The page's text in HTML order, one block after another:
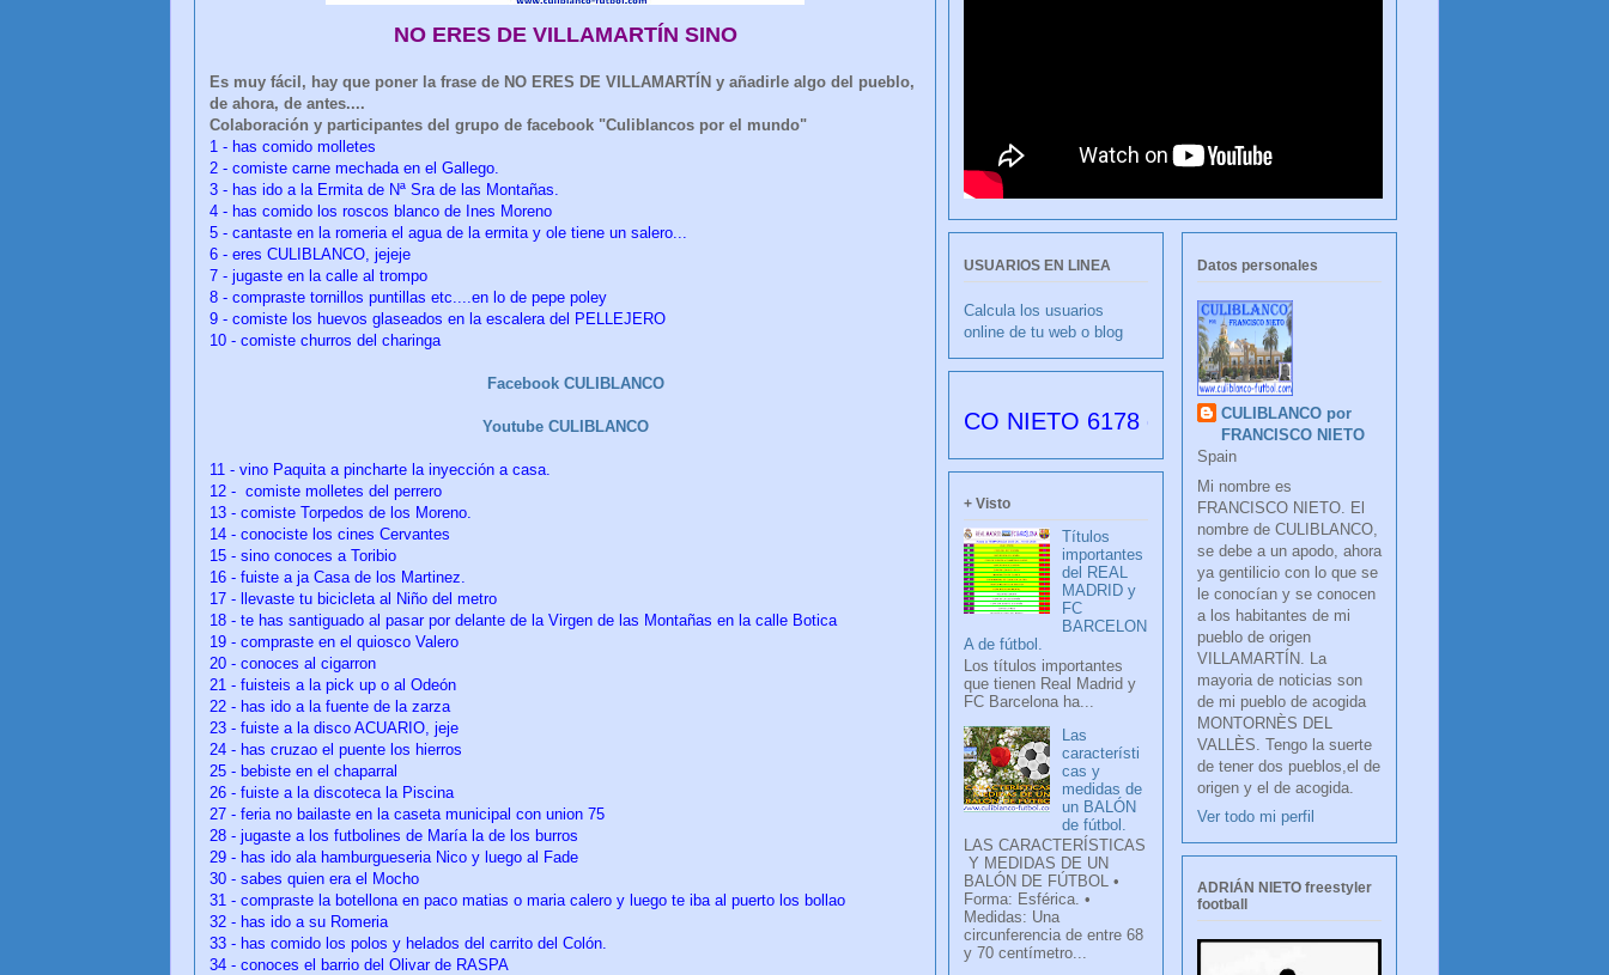
NO ERES DE VILLAMARTÍN SINO
Es muy fácil, hay que poner la frase de NO ERES DE VILLAMARTÍN y añadirle algo del pueblo,
de ahora, de antes....
Colaboración y participantes del grupo de facebook "Culiblancos por el mundo"
1 - has comido molletes
2 - comiste carne mechada en el Gallego.
3 - has ido a la Ermita de Nª Sra de las Montañas.
4 - has comido los roscos blanco de Ines Moreno
5 - cantaste en la romeria el agua de la ermita y ole tiene un salero...
6 - eres CULIBLANCO, jejeje
7 - jugaste en la calle al trompo
8 - compraste tornillos puntillas etc....en lo de pepe poley
9 - comiste los huevos glaseados en la escalera del PELLEJERO
10 - comiste churros del charinga
Facebook CULIBLANCO
Youtube CULIBLANCO
11 - vino Paquita a pincharte la inyección a casa.
12 - comiste molletes del perrero
13 - comiste Torpedos de los Moreno.
14 - conociste los cines Cervantes
15 - sino conoces a Toribio
16 - fuiste a ja Casa de los Martinez.
17 - llevaste tu bicicleta al Niño del metro
18 - te has santiguado al pasar por delante de la Virgen de las Montañas en la calle Botica
19 - compraste en el quiosco Valero
20 - conoces al cigarron
21 - fuisteis a la pick up o al Odeón
22 - has ido a la fuente de la zarza
23 - fuiste a la disco ACUARIO, jeje
24 - has cruzao el puente los hierros
25 - bebiste en el chaparral
26 - fuiste a la discoteca la Piscina
27 - feria no bailaste en la caseta municipal con union 75
28 - jugaste a los futbolines de María la de los burros
29 - has ido ala hamburgueseria Nico y luego al Fade
30 - sabes quien era el Mocho
31 - compraste la botellona en paco matias o maria calero y luego te iba al puerto los bollao
32 - has ido a su Romeria
33 - has comido los polos y helados del carrito del Colón.
34 - conoces el barrio del Olivar de RASPA
USUARIOS EN LINEA
Calcula los usuarios
online de tu web o blog
CULIBLANCO por FRANCISCO NIETO 6178 días desde su creación
+ Visto
Títulos
importantes
del REAL
MADRID y
FC
BARCELON
A de fútbol.
Los títulos importantes
que tienen Real Madrid y
FC Barcelona ha...
Las
característi
cas y
medidas de
un BALÓN
de fútbol.
LAS CARACTERÍSTICAS
Y MEDIDAS DE UN
BALÓN DE FÚTBOL •
Forma: Esférica. •
Medidas: Una
circunferencia de entre 68
y 70 centímetro...
Datos personales
CULIBLANCO por
FRANCISCO NIETO
Spain
Mi nombre es
FRANCISCO NIETO. El
nombre de CULIBLANCO,
se debe a un apodo, ahora
ya gentilicio con lo que se
le conocían y se conocen
a los habitantes de mi
pueblo de origen
VILLAMARTÍN. La
mayoria de noticias son
de mi pueblo de acogida
MONTORNÈS DEL
VALLÈS. Tengo la suerte
de tener dos pueblos,el de
origen y el de acogida.
Ver todo mi perfil
ADRIÁN NIETO freestyler
football